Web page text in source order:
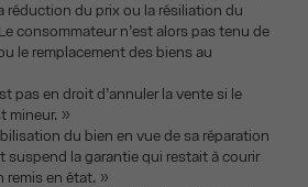
réduction du prix ou la résiliation du
consommateur n’est alors pas tenu de
le remplacement des biens au
pas en droit d’annuler la vente si le
mineur. »
du bien en vue de sa réparation
suspend la garantie qui restait à courir
remis en état. »